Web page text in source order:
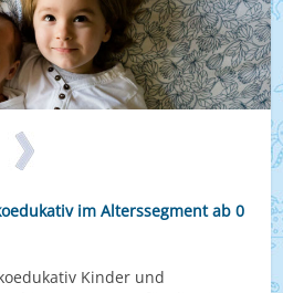
im Alterssegment ab 0
Kinder und